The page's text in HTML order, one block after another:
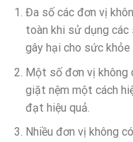
Đa số các đơn vị
toàn khi sử dụng các
gây hại cho sức khỏe
Một số đơn vị không
giặt nệm một cách
đạt hiệu quả.
Nhiều đơn vị không